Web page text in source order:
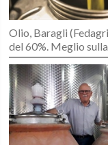
Olio, Baragli
del 60%. Meglio